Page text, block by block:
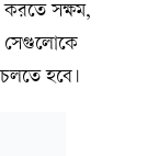
করতে সক্ষম,
সেগুলোকে
চলতে হবে।